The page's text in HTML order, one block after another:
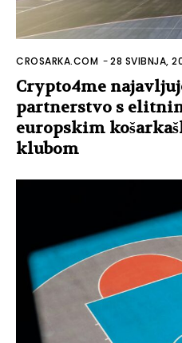
CROSARKA.COM -28 SVIBNJA,
Crypto4me
partnerstvo s
europskim
klubom